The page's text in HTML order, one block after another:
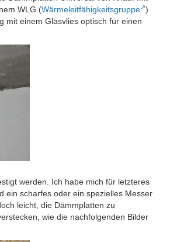
WLG (Wärmeleitfähigkeitsgruppe )
mit einem Glasvlies optisch für einen
werden. Ich habe mich für letzteres
ein scharfes oder ein spezielles Messer
leicht, die Dämmplatten zu
wie die nachfolgenden Bilder